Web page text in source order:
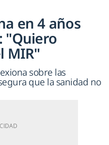
en 4 años
"Quiero
MIR"
sobre las
que la sanidad no